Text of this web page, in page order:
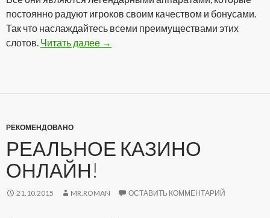
постоянно радуют игроков своим качеством и бонусами.
Так что наслаждайтесь всеми преимуществами этих
слотов. Читать далее Аппараты онлайн на реальные
→
РЕКОМЕНДОВАНО
РЕАЛЬНОЕ КАЗИНО
ОНЛАЙН!
21.10.2015 MR.ROMAN ОСТАВИТЬ КОММЕНТАРИЙ